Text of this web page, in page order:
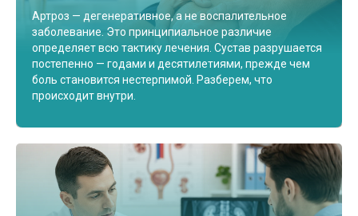
Артроз — дегенеративное, а не воспалительное
заболевание. Это принципиальное различие
определяет всю тактику лечения. Сустав разрушается
постепенно — годами и десятилетиями, прежде чем
боль становится нестерпимой. Разберем, что
происходит внутри.